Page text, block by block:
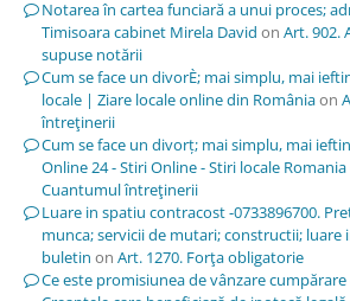
Notarea în cartea funciară a unui proces;
Timisoara cabinet Mirela David on Art. 902.
supuse notării
Cum se face un divorÈ; mai simplu, mai
locale | Ziare locale online din Româniaon
întreţinerii
Cum se face un divorț; mai simplu, mai
Online 24 - Stiri Online - Stiri locale Romania
Cuantumul întreţinerii
Luare in spatiu contracost -0733896700.
munca; servicii de mutari; constructii; luare
buletin on Art. 1270. Forţa obligatorie
Ce este promisiunea de vânzare cumpărare